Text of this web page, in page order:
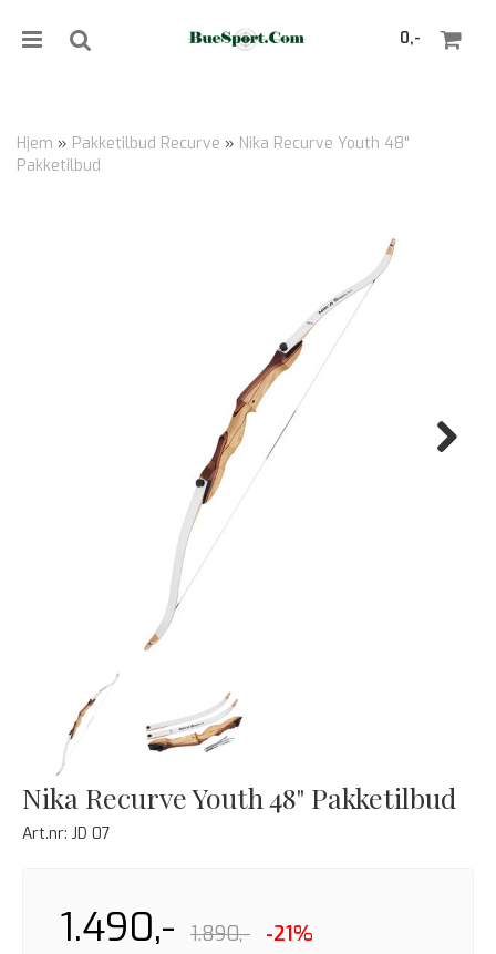
0,-
Hjem » Pakketilbud Recurve » Nika Recurve Youth 48"
Pakketilbud
Nika Recurve Youth 48" Pakketilbud
Art.nr: JD 07
1.490,- 1.890,- -21%
Trykk ENTER for å søke